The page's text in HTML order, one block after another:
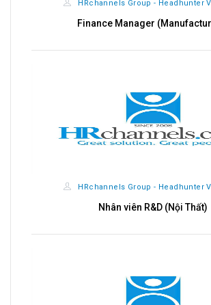
HRchannels Group - Headhunter
Finance Manager
HRchannels Group - Headhunter
Nhân viên R&D (Nội Thất)